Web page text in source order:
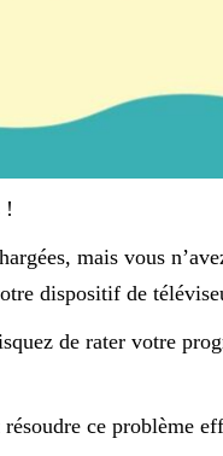
!
mais vous
dispositif de
de rater votre
ce problème